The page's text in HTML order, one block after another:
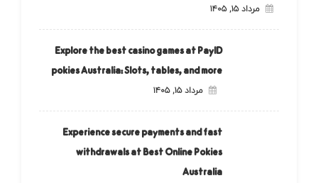
مرداد ۱۵, ۱۴۰۵
Explore the best casino games at PayID
pokies Australia: Slots, tables, and more
مرداد ۱۵, ۱۴۰۵
Experience secure payments and fast
withdrawals at Best Online Pokies
Australia